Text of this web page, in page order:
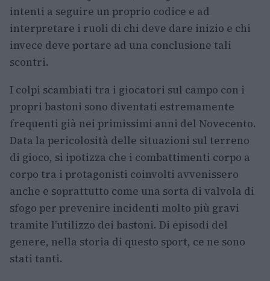
intenti a seguire un proprio codice e ad
interpretare i ruoli di chi deve dare inizio e chi
invece deve portare ad una conclusione tali
scontri.
I colpi scambiati tra i giocatori sul campo con i
propri bastoni sono diventati estremamente
frequenti già nei primissimi anni del Novecento.
Data la pericolosità delle situazioni sul terreno
di gioco, si ipotizza che i combattimenti corpo a
corpo tra i protagonisti coinvolti avvenissero
anche e soprattutto come una sorta di valvola di
sfogo per prevenire incidenti molto più gravi
tramite l’utilizzo dei bastoni. Di episodi del
genere, nella storia di questo sport, ce ne sono
stati tanti.